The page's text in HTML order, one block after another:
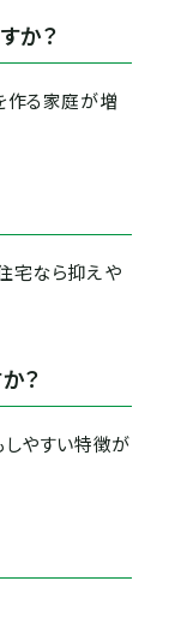
か？
作る家庭が増
宅なら抑えや
？
しやすい特徴が